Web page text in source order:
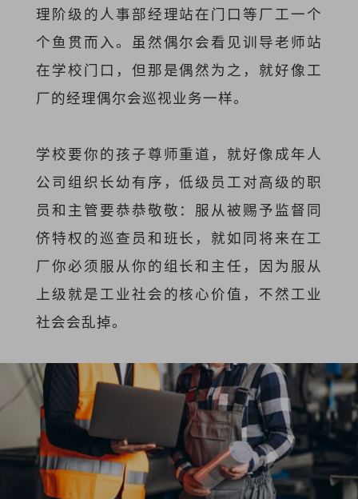
理阶级的人事部经理站在门口等厂工一个
个鱼贯而入。虽然偶尔会看见训导老师站
在学校门口，但那是偶然为之，就好像工
厂的经理偶尔会巡视业务一样。
学校要你的孩子尊师重道，就好像成年人
公司组织长幼有序，低级员工对高级的职
员和主管要恭恭敬敬：服从被赐予监督同
侪特权的巡查员和班长，就如同将来在工
厂你必须服从你的组长和主任，因为服从
上级就是工业社会的核心价值，不然工业
社会会乱掉。